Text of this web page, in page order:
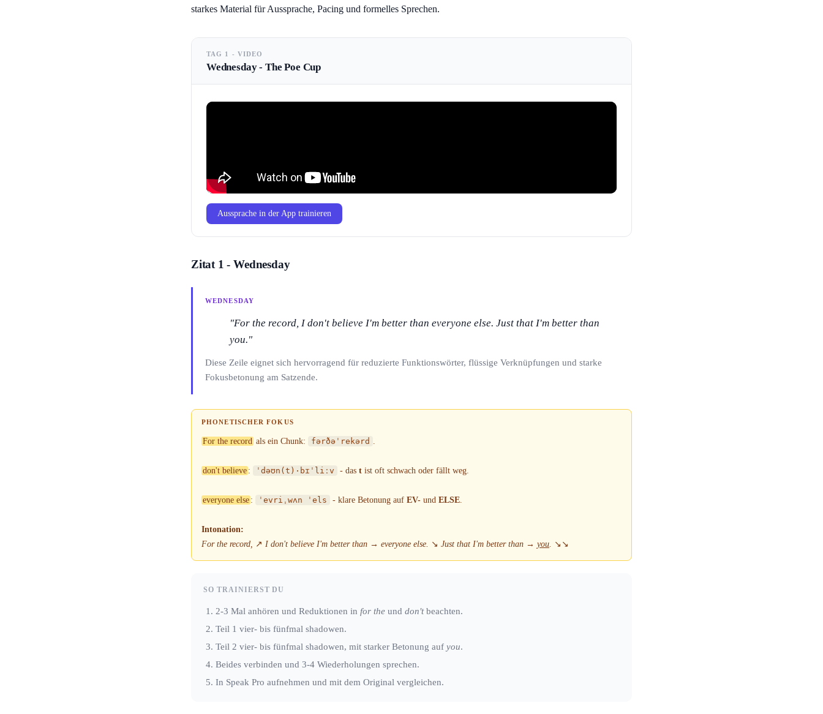
starkes Material für Aussprache, Pacing und formelles Sprechen.
TAG 1 - VIDEO
Wednesday - The Poe Cup
Aussprache in der App trainieren
Zitat 1 - Wednesday
WEDNESDAY
"For the record, I don't believe I'm better than everyone else. Just that I'm better than
you."
Diese Zeile eignet sich hervorragend für reduzierte Funktionswörter, flüssige Verknüpfungen und starke
Fokusbetonung am Satzende.
PHONETISCHER FOKUS
For the record als ein Chunk: fərðəˈrekərd
don't believe : ˈdəʊn(t)·bɪˈliːv - das t ist oft schwach oder fällt weg.
everyone else : ˈevriˌwʌn ˈels - klare Betonung auf EV- und ELSE
Intonation:
For the record,
↗ I don't believe I'm better than → everyone else. ↘ Just that I'm better than → you ↘↘
SO TRAINIERST DU
2-3 Mal anhören und Reduktionen in for the und don'tbeachten.
Teil 1 vier- bis fünfmal shadowen.
Teil 2 vier- bis fünfmal shadowen, mit starker Betonung auf you.
Beides verbinden und 3-4 Wiederholungen sprechen.
In Speak Pro aufnehmen und mit dem Original vergleichen.